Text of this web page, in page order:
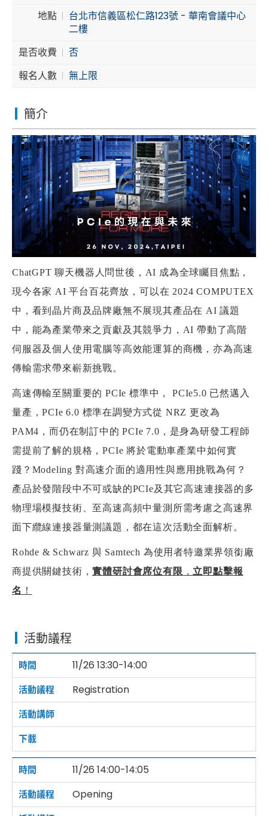
地點
台北市信義區松仁路123號 - 華南會議中心
二樓
是否收費
否
報名人數
無上限
簡介
ChatGPT 聊天機器人問世後，AI 成為全球矚目焦點，
現今各家 AI 平台百花齊放，可以在 2024 COMPUTEX
中，看到晶片商及品牌廠無不展現其產品在 AI 議題
中，能為產業帶來之貢獻及其競爭力，AI 帶動了高階
伺服器及個人使用電腦等高效能運算的商機，亦為高速
傳輸需求帶來嶄新挑戰。
高速傳輸至關重要的 PCIe 標準中， PCIe5.0 已然邁入
量產，PCIe 6.0 標準在調變方式從 NRZ 更改為
PAM4，而仍在制訂中的 PCIe 7.0，是身為研發工程師
需提前了解的規格，PCIe 將於電動車產業中如何實
踐？ Modeling 對高速介面的適用性與應用挑戰為何 ？
產品於發階段中不可或缺的PCIe及其它高速連接器的多
物理場模擬技術 、至高速高頻中量測所需考慮之高速界
面下纜線連接器量測議題，都在這次活動全面解析。
Rohde & Schwarz 與 Samtech 為使用者特邀業界領銜廠
商提供關鍵技術，實體研討會席位有限 ， 立即點擊報
名 ！
活動議程
11/26 13:30-14:00
Registration
11/26 14:00-14:05
Opening